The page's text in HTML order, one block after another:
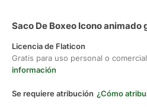
Saco De Boxeo Icono animado
Licencia de Flaticon
Gratis para uso personal o
información
Se requiere atribución ¿Cómo